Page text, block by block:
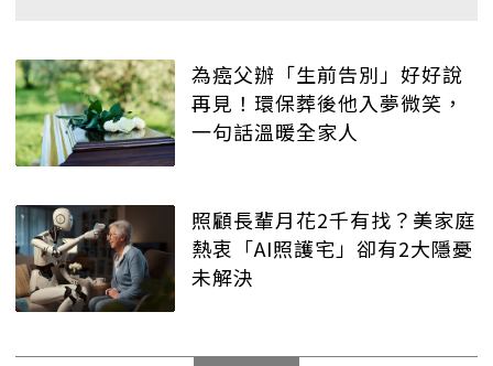
為癌父辦「生前告別」好好說
再見！環保葬後他入夢微笑，
一句話溫暖全家人
照顧長輩月花2千有找？美家庭
熱衷「AI照護宅」卻有2大隱憂
未解決